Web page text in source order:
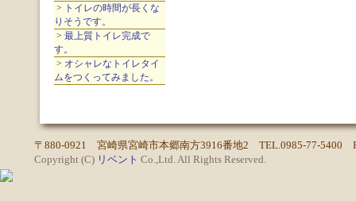
> トイレの時間が長くな
りそうです。
> 最上質トイレ完成で
す。
> オシャレなトイレタイ
ムをつくってみました。
〒880-0921 宮崎県宮崎市本郷南方3916番地2 TEL.0985-77-5400
Copyright (C) リベント Co.,Ltd. All Rights Reserved.